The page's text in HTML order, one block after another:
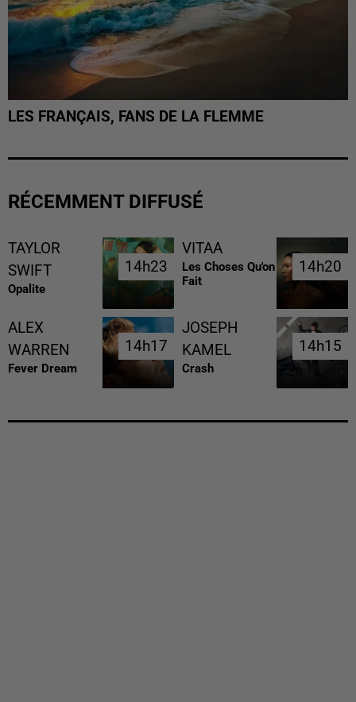
LES FRANÇAIS, FANS DE LA FLEMME
RÉCEMMENT DIFFUSÉ
TAYLOR
SWIFT
Opalite
14h23
14h23
VITAA
Les Choses Qu'on
Fait
14h20
14h20
ALEX
WARREN
Fever Dream
14h17
14h17
JOSEPH
KAMEL
Crash
14h15
14h15